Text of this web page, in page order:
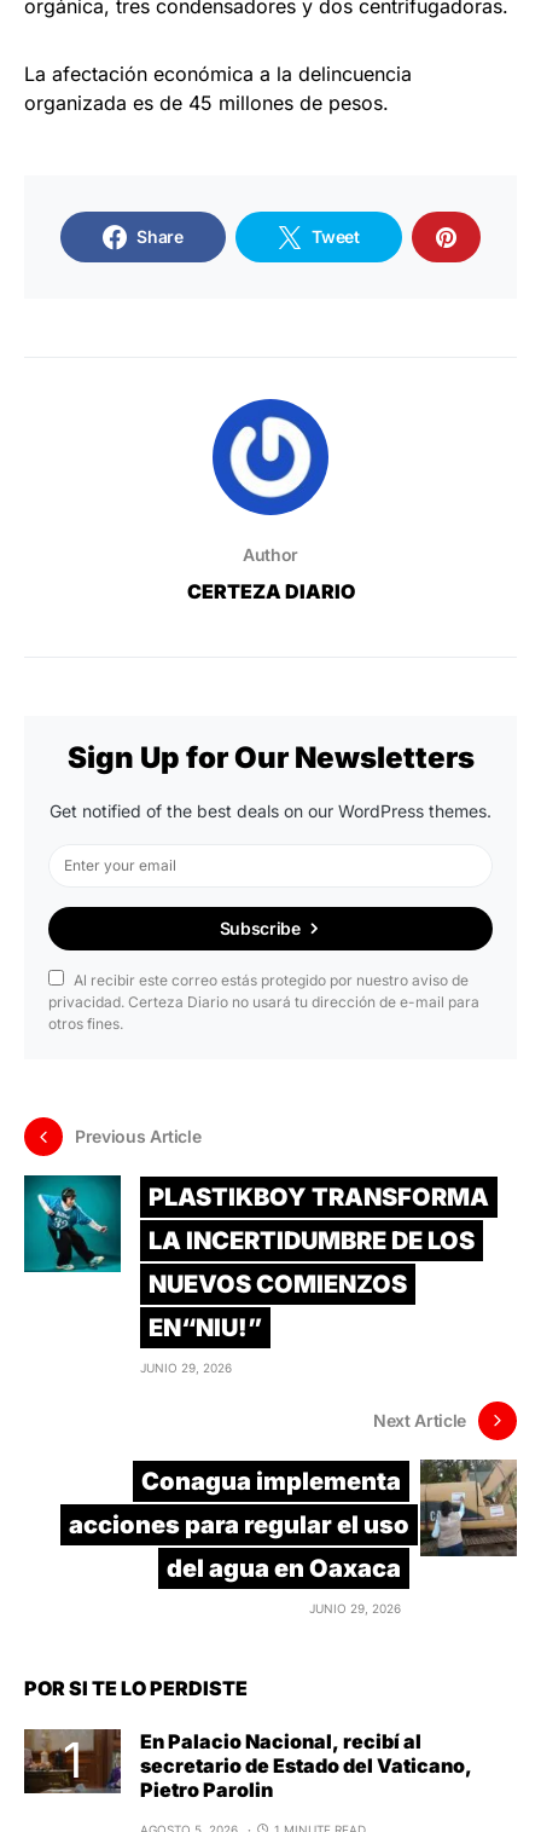
orgánica, tres condensadores y dos centrifugadoras.
La afectación económica a la delincuencia
organizada es de 45 millones de pesos.
Share Tweet
Author
CERTEZA DIARIO
Sign Up for Our Newsletters
Get notified of the best deals on our WordPress themes.
Subscribe
Al recibir este correo estás protegido por nuestro aviso de
privacidad. Certeza Diario no usará tu dirección de e-mail para
otros fines.
Previous Article
PLASTIKBOY TRANSFORMA
LA INCERTIDUMBRE DE LOS
NUEVOS COMIENZOS
EN“NIU!”
JUNIO 29, 2026
Next Article
Conagua implementa
acciones para regular el uso
del agua en Oaxaca
JUNIO 29, 2026
POR SI TE LO PERDISTE
En Palacio Nacional, recibí al
secretario de Estado del Vaticano,
Pietro Parolin